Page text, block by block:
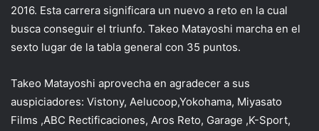
2016. Esta carrera significara un nuevo a reto en la cual
busca conseguir el triunfo. Takeo Matayoshi marcha en el
sexto lugar de la tabla general con 35 puntos.
Takeo Matayoshi aprovecha en agradecer a sus
auspiciadores: Vistony, Aelucoop,Yokohama, Miyasato
Films ,ABC Rectificaciones, Aros Reto, Garage ,K-Sport,